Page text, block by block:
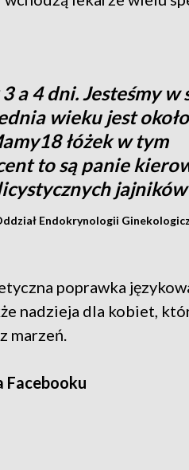
a 4 dni. Jesteśmy w
wieku jest
łóżek w tym
to są panie
jajników
Endokrynologii
poprawka
nadzieja dla kobiet,
marzeń.
Facebooku